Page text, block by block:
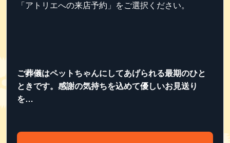
「アトリエへの来店予約」をご選択ください。
ご葬儀はペットちゃんにしてあげられる最期のひと
ときです。感謝の気持ちを込めて優しいお見送り
を…